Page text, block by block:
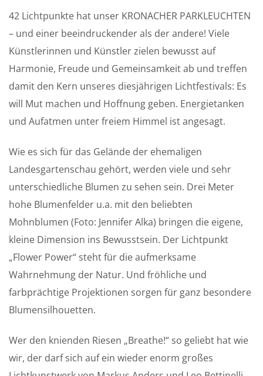
42 Lichtpunkte hat unser KRONACHER PARKLEUCHTEN
– und einer beeindruckender als der andere! Viele
Künstlerinnen und Künstler zielen bewusst auf
Harmonie, Freude und Gemeinsamkeit ab und treffen
damit den Kern unseres diesjährigen Lichtfestivals: Es
will Mut machen und Hoffnung geben. Energietanken
und Aufatmen unter freiem Himmel ist angesagt.
Wie es sich für das Gelände der ehemaligen
Landesgartenschau gehört, werden viele und sehr
unterschiedliche Blumen zu sehen sein. Drei Meter
hohe Blumenfelder u.a. mit den beliebten
Mohnblumen (Foto: Jennifer Alka) bringen die eigene,
kleine Dimension ins Bewusstsein. Der Lichtpunkt
„Flower Power“ steht für die aufmerksame
Wahrnehmung der Natur. Und fröhliche und
farbprächtige Projektionen sorgen für ganz besondere
Blumensilhouetten.
Wer den knienden Riesen „Breathe!“ so geliebt hat wie
wir, der darf sich auf ein wieder enorm großes